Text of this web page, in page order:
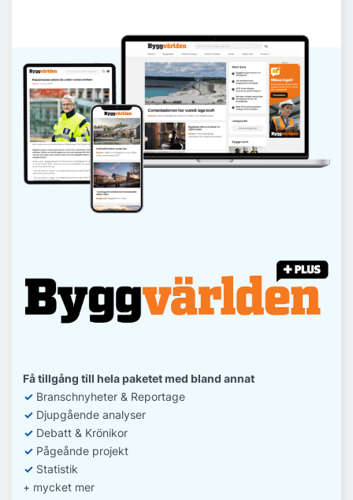
Få tillgång till hela paketet med bland annat
✓ Branschnyheter & Reportage
✓ Djupgående analyser
✓ Debatt & Krönikor
✓ Pågeånde projekt
✓ Statistik
+ mycket mer